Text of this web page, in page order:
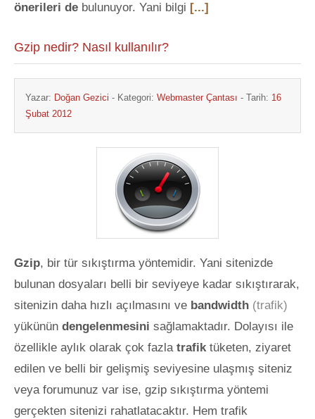
önerileri de bulunuyor. Yani bilgi [...]
Gzip nedir? Nasıl kullanılır?
Yazar: Doğan Gezici - Kategori: Webmaster Çantası - Tarih: 16
Şubat 2012
Gzip, bir tür sıkıştırma yöntemidir. Yani sitenizde
bulunan dosyaları belli bir seviyeye kadar sıkıştırarak,
sitenizin daha hızlı açılmasını ve bandwidth (trafik)
yükünün dengelenmesini sağlamaktadır. Dolayısı ile
özellikle aylık olarak çok fazla trafik tüketen, ziyaret
edilen ve belli bir gelişmiş seviyesine ulaşmış siteniz
veya forumunuz var ise, gzip sıkıştırma yöntemi
gerçekten sitenizi rahatlatacaktır. Hem trafik